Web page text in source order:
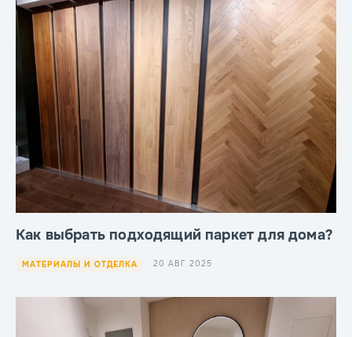
Как выбрать подходящий паркет для дома?
МАТЕРИАЛЫ И ОТДЕЛКА 20 АВГ 2025